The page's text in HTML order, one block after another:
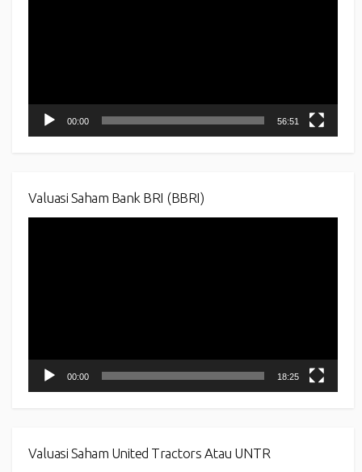
00:00 56:51
Valuasi Saham Bank BRI (BBRI)
00:00 18:25
Valuasi Saham United Tractors Atau UNTR